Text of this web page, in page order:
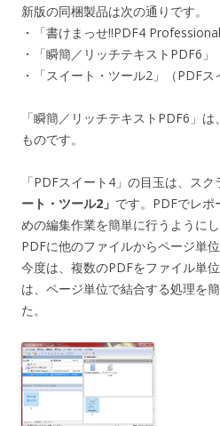
新版の同梱製品は次の通りです。
・「書けまっせ!!PDF4 Professional
・「瞬簡／リッチテキストPDF6」
・「スイート・ツール2」（PDFス
「瞬簡／リッチテキストPDF6」
ものです。
「PDFスイート4」の目玉は、ス
ート・ツール2」 です。PDFでレポ
めの編集作業を簡単に行うように
PDFに他のファイルからページ単
今度は、複数のPDFをファイル単
は、ページ単位で結合する処理を
た。